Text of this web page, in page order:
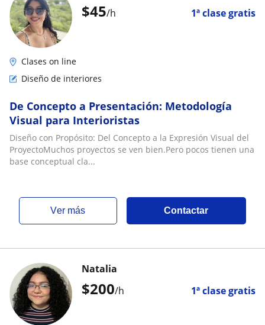
$45/h 1ª clase gratis
Clases on line
Diseño de interiores
De Concepto a Presentación: Metodología
Visual para Interioristas
Diseño con Propósito: Del Concepto a la Expresión Visual del
ProyectoMuchos proyectos se ven bien.Pero pocos tienen una
base conceptual cla...
ver más Contactar
$200/h 1ª clase gratis
Natalia